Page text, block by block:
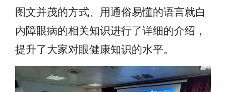
图文并茂的方式、用通俗易懂的语言就白
内障眼病的相关知识进行了详细的介绍，
提升了大家对眼健康知识的水平。